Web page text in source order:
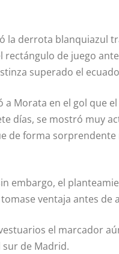
la derrota blanquiazul
rectángulo de juego
superado el
Morata en el gol que
días, se mostró muy
de forma
embargo, el
ventaja antes de
el marcador
de Madrid.